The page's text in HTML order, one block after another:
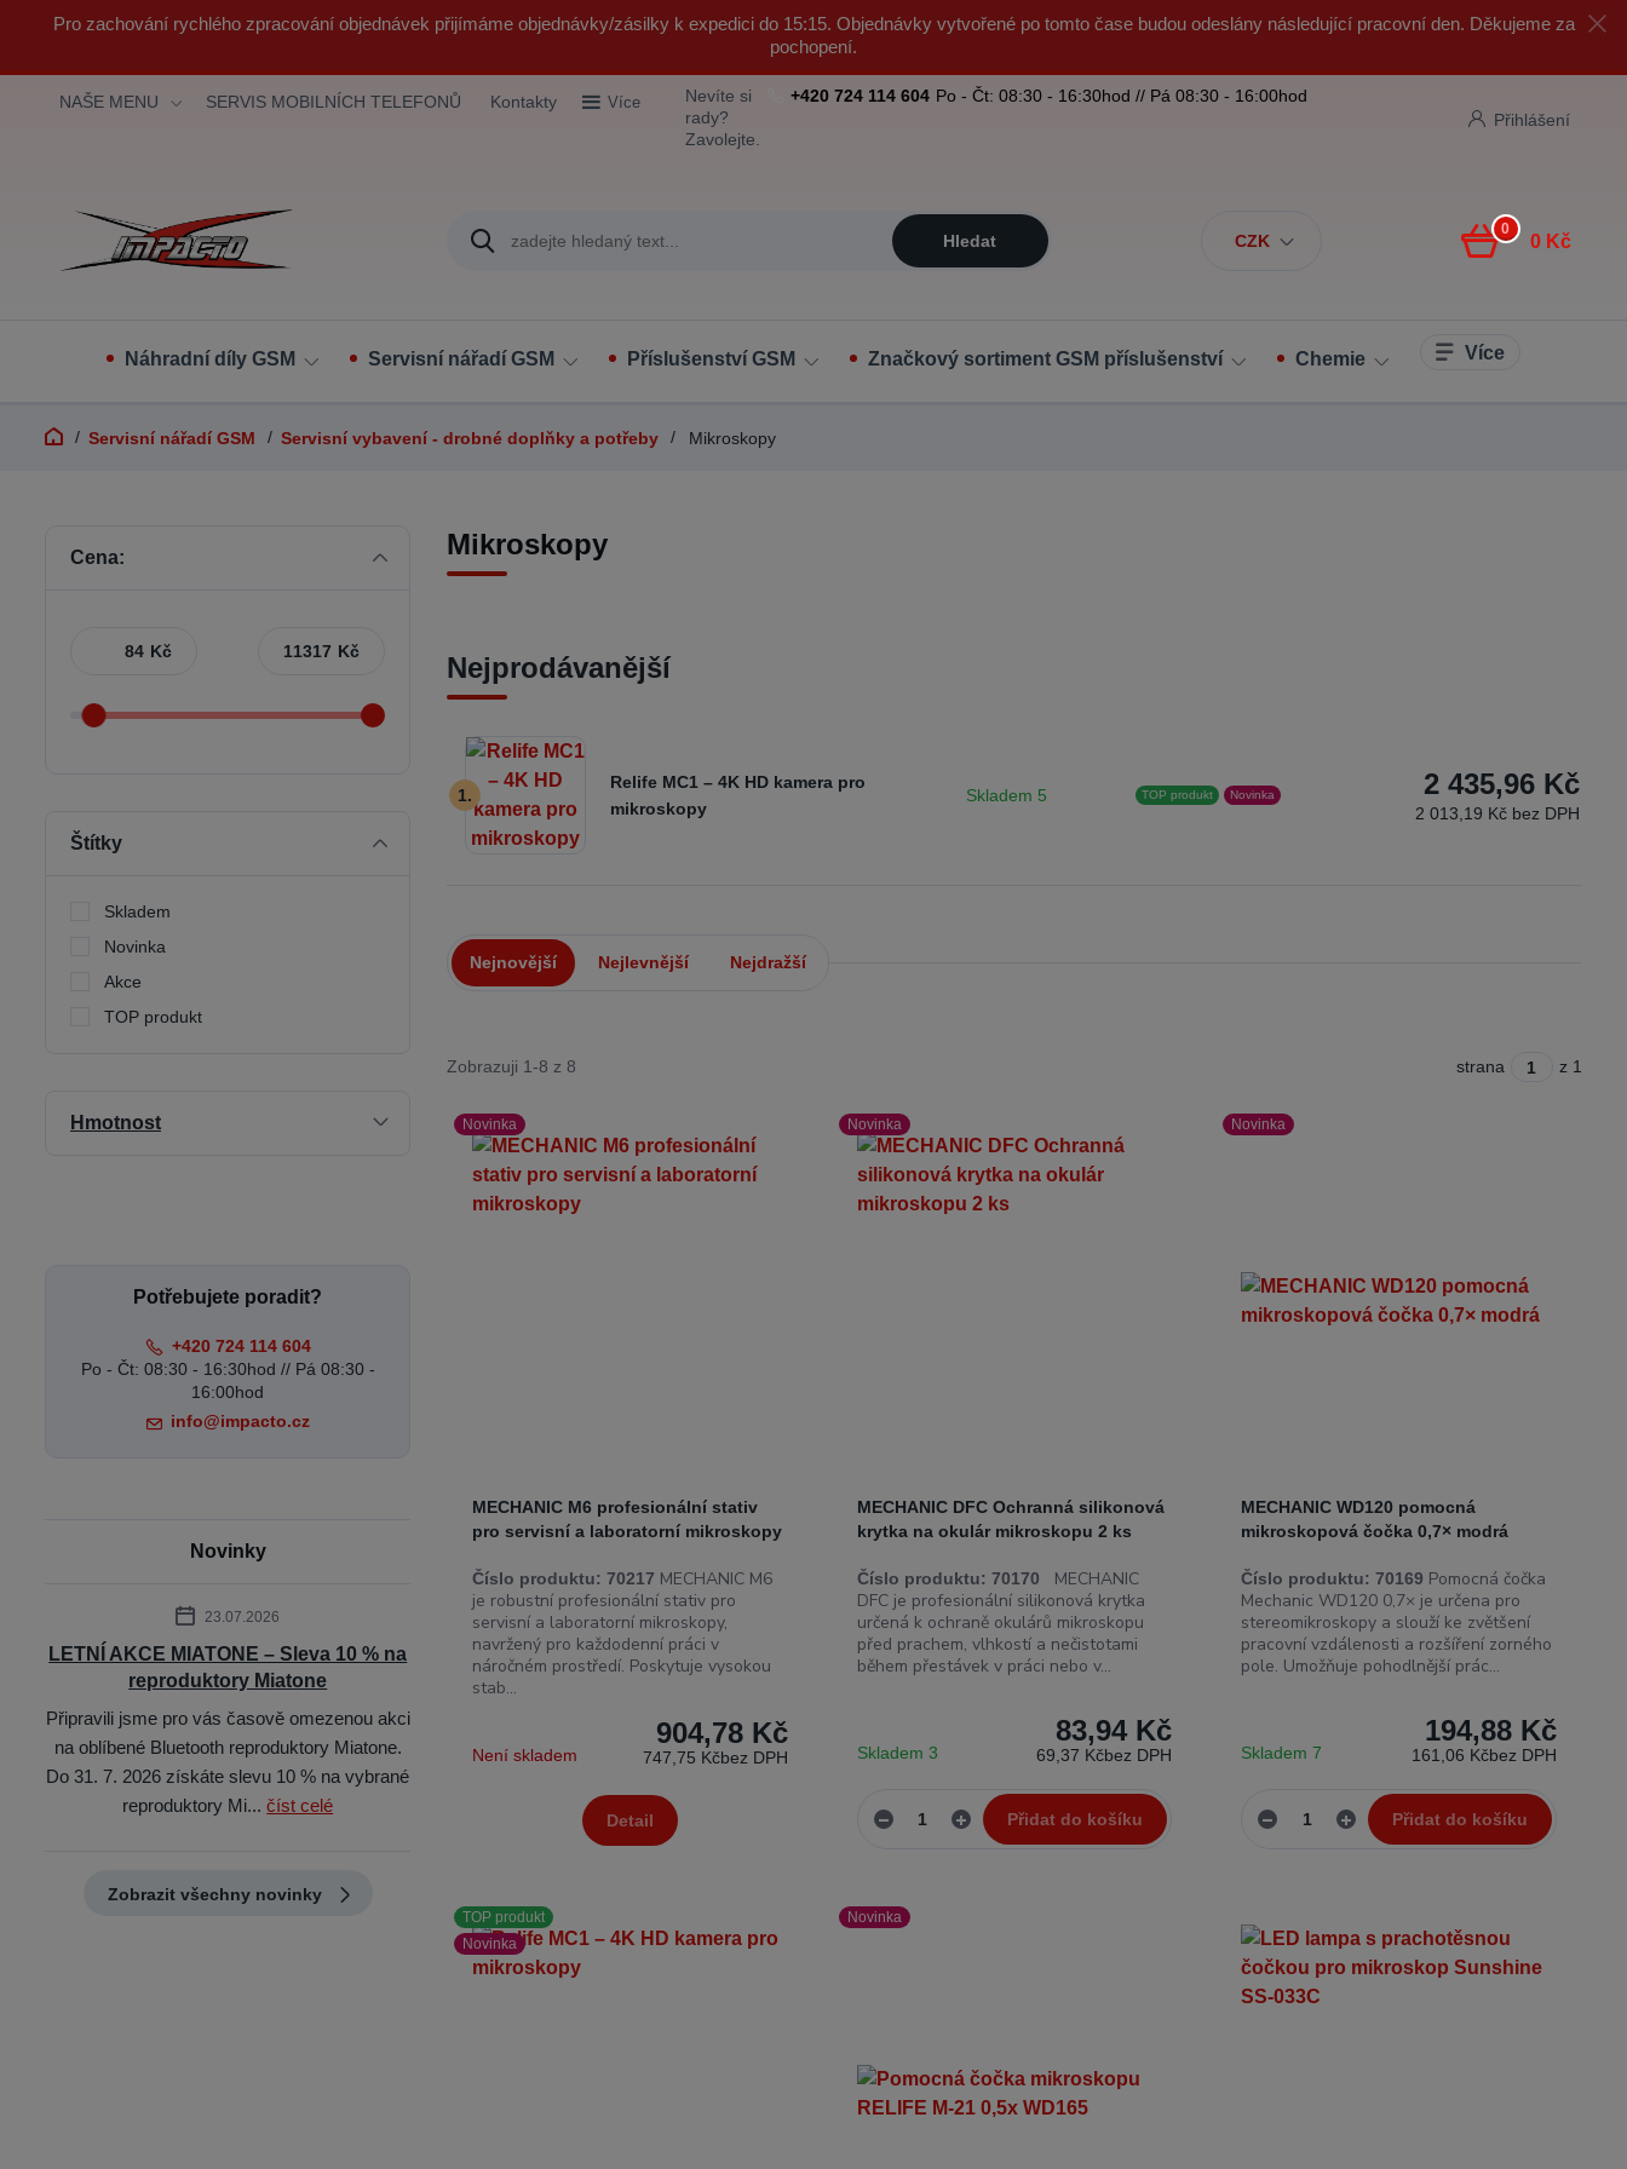
Pro zachování rychlého zpracování objednávek přijímáme objednávky/zásilky k expedici do 15:15. Objednávky vytvořené po tomto čase budou odeslány následující pracovní den. Děkujeme za
pochopení.
NAŠE MENU SERVIS MOBILNÍCH TELEFONŮ Kontakty Více
CZK
Přihlášení
Hledat
Nevíte si
rady?
Zavolejte.
+420 724 114 604 Po - Čt: 08:30 - 16:30hod // Pá 08:30 - 16:00hod
0
0 Kč
Náhradní díly GSM Servisní nářadí GSM Příslušenství GSM Značkový sortiment GSM příslušenství Chemie Více
Servisní nářadí GSM Servisní vybavení - drobné doplňky a potřeby Mikroskopy
Mikroskopy
Nejprodávanější
1.
Relife MC1 – 4K HD kamera pro
mikroskopy
Skladem 5 TOP produkt Novinka 2 435,96 Kč
2 013,19 Kč bez DPH
Nejnovější Nejlevnější Nejdražší
Zobrazuji 1-8 z 8 strana z 1
Novinka
MECHANIC M6 profesionální stativ
pro servisní a laboratorní mikroskopy
Číslo produktu: 70217 MECHANIC M6
je robustní profesionální stativ pro
servisní a laboratorní mikroskopy,
navržený pro každodenní práci v
náročném prostředí. Poskytuje vysokou
stab...
904,78 Kč
747,75 Kčbez DPH
Není skladem
Detail
Novinka
MECHANIC DFC Ochranná silikonová
krytka na okulár mikroskopu 2 ks
Číslo produktu: 70170
MECHANIC
DFC je profesionální silikonová krytka
určená k ochraně okulárů mikroskopu
před prachem, vlhkostí a nečistotami
během přestávek v práci nebo v...
83,94 Kč
69,37 Kčbez DPH
Skladem 3
Přidat do košíku
Novinka
MECHANIC WD120 pomocná
mikroskopová čočka 0,7× modrá
Číslo produktu: 70169 Pomocná čočka
Mechanic WD120 0,7× je určena pro
stereomikroskopy a slouží ke zvětšení
pracovní vzdálenosti a rozšíření zorného
pole. Umožňuje pohodlnější prác...
194,88 Kč
161,06 Kčbez DPH
Skladem 7
Přidat do košíku
TOP produkt
Novinka
Novinka
Cena:
Kč Kč
Štítky
Skladem
Novinka
Akce
TOP produkt
Hmotnost
Potřebujete poradit?
+420 724 114 604
Po - Čt: 08:30 - 16:30hod // Pá 08:30 -
16:00hod
info@impacto.cz
Novinky
23.07.2026
LETNÍ AKCE MIATONE – Sleva 10 % na
reproduktory Miatone
Připravili jsme pro vás časově omezenou akci
na oblíbené Bluetooth reproduktory Miatone.
Do 31. 7. 2026 získáte slevu 10 % na vybrané
reproduktory Mi...číst celé
Zobrazit všechny novinky